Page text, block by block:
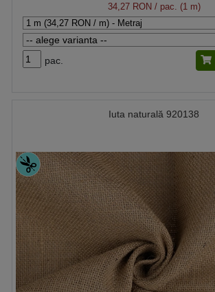
34,27 RON / pac. (1 m)
pac.
Iuta naturală 920138